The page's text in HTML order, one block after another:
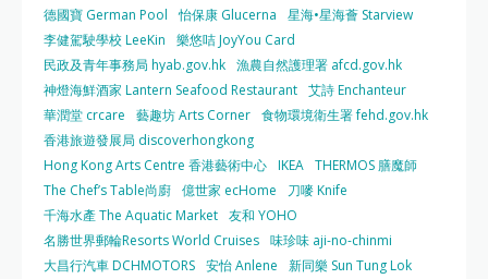
德國寶 German Pool
怡保康 Glucerna
星海•星海薈 Starview
李健駕駛學校 LeeKin
樂悠咭 JoyYou Card
民政及青年事務局 hyab.gov.hk 漁農自然護理署 afcd.gov.hk
神燈海鮮酒家 Lantern Seafood Restaurant 艾詩 Enchanteur
華潤堂 crcare
藝趣坊 Arts Corner 食物環境衛生署 fehd.gov.hk
香港旅遊發展局 discoverhongkong
Hong Kong Arts Centre 香港藝術中心 IKEA THERMOS 膳魔師
The Chef’s Table尚廚 億世家 ecHome
刀嘜 Knife
千海水產 The Aquatic Market 友和 YOHO
名勝世界郵輪Resorts World Cruises 味珍味 aji-no-chinmi
大昌行汽車 DCHMOTORS 安怡 Anlene
新同樂 Sun Tung Lok